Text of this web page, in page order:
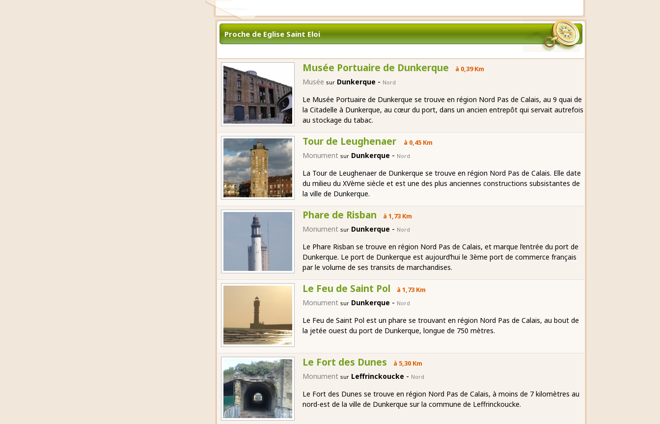
Proche de Eglise Saint Eloi
Musée Portuaire de Dunkerque à 0,39 Km
Musée sur Dunkerque - Nord
Le Musée Portuaire de Dunkerque se trouve en région Nord Pas de Calais, au 9 quai de
la Citadelle à Dunkerque, au cœur du port, dans un ancien entrepôt qui servait autrefois
au stockage du tabac.
Tour de Leughenaer à 0,45 Km
Monument sur Dunkerque - Nord
La Tour de Leughenaer de Dunkerque se trouve en région Nord Pas de Calais. Elle date
du milieu du XVème siècle et est une des plus anciennes constructions subsistantes de
la ville de Dunkerque.
Phare de Risban à 1,73 Km
Monument sur Dunkerque - Nord
Le Phare Risban se trouve en région Nord Pas de Calais, et marque l’entrée du port de
Dunkerque. Le port de Dunkerque est aujourd’hui le 3ème port de commerce français
par le volume de ses transits de marchandises.
Le Feu de Saint Pol à 1,73 Km
Monument sur Dunkerque - Nord
Le Feu de Saint Pol est un phare se trouvant en région Nord Pas de Calais, au bout de
la jetée ouest du port de Dunkerque, longue de 750 mètres.
Le Fort des Dunes à 5,30 Km
Monument sur Leffrinckoucke - Nord
Le Fort des Dunes se trouve en région Nord Pas de Calais, à moins de 7 kilomètres au
nord-est de la ville de Dunkerque sur la commune de Leffrinckoucke.